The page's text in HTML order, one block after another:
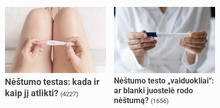
Nėštumo testas: kada ir
kaip jį atlikti? (4227)
Nėštumo testo „vaiduokliai“:
ar blanki juostelė rodo
nėštumą? (1656)